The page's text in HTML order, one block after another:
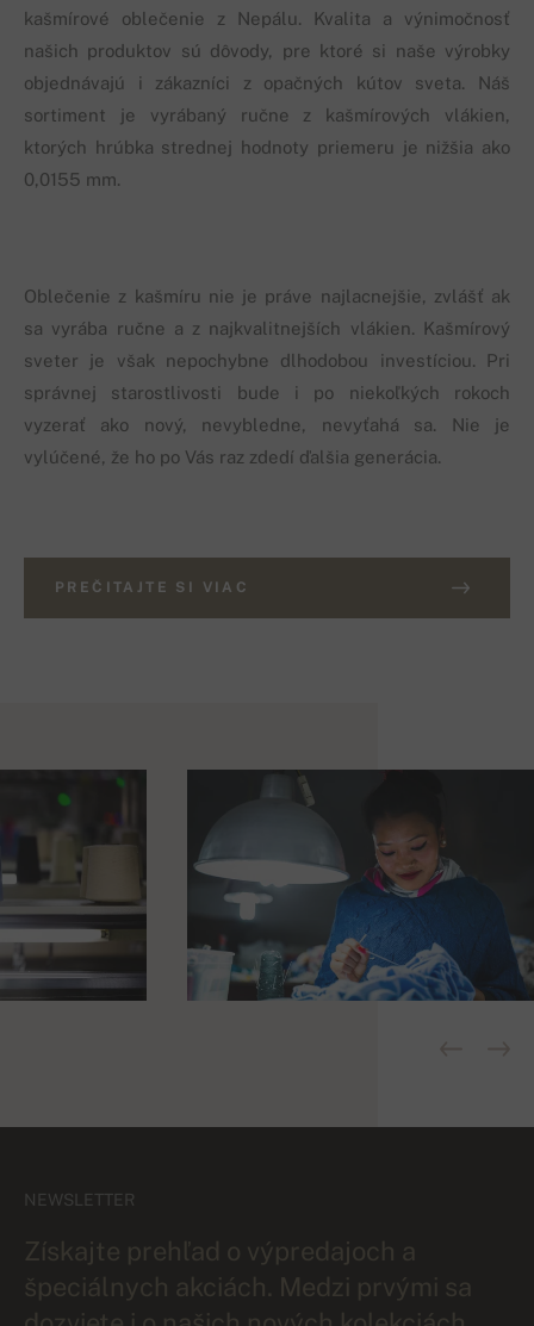
kašmírové oblečenie z Nepálu. Kvalita a výnimočnosť
našich produktov sú dôvody, pre ktoré si naše výrobky
objednávajú i zákazníci z opačných kútov sveta. Náš
sortiment je vyrábaný ručne z kašmírových vlákien,
ktorých hrúbka strednej hodnoty priemeru je nižšia ako
0,0155 mm.
Oblečenie z kašmíru nie je práve najlacnejšie, zvlášť ak
sa vyrába ručne a z najkvalitnejších vlákien. Kašmírový
sveter je však nepochybne dlhodobou investíciou. Pri
správnej starostlivosti bude i po niekoľkých rokoch
vyzerať ako nový, nevybledne, nevyťahá sa. Nie je
vylúčené, že ho po Vás raz zdedí ďalšia generácia.
PREČITAJTE SI VIAC
NEWSLETTER
Získajte prehľad o výpredajoch a
špeciálnych akciách. Medzi prvými sa